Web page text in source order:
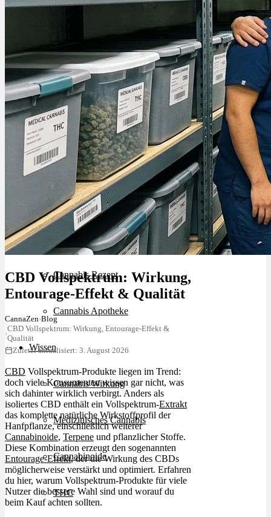
ADHS
Angststörungen
Chronische Migräne
Depressionen
Schlafstörungen
Cannabis Ärzte
Cannabis Rezept
Cannabis Apotheke
Wissen
Cannabis Wirkung
Medizinisches Cannabis
Cannabinoide
THC
CBD Vollspektrum: Wirkung,
Entourage-Effekt & Qualität
CannaZen›Blog
›
CBD Vollspektrum: Wirkung, Entourage-Effekt &
Qualität
Zuletzt aktualisiert: 3. August 2026
CBD Vollspektrum-Produkte liegen im Trend:
doch viele Konsumenten wissen gar nicht, was
sich dahinter wirklich verbirgt. Anders als
isoliertes CBD enthält ein Vollspektrum-Extrakt
das komplette natürliche Wirkstoffprofil der
Hanfpflanze, einschließlich weiterer
Cannabinoide, Terpene und pflanzlicher Stoffe.
Diese Kombination erzeugt den sogenannten
Entourage-Effekt, der die Wirkung des CBDs
möglicherweise verstärkt und optimiert. Erfahren
du hier, warum Vollspektrum-Produkte für viele
Nutzer die bessere Wahl sind und worauf du
beim Kauf achten sollten.